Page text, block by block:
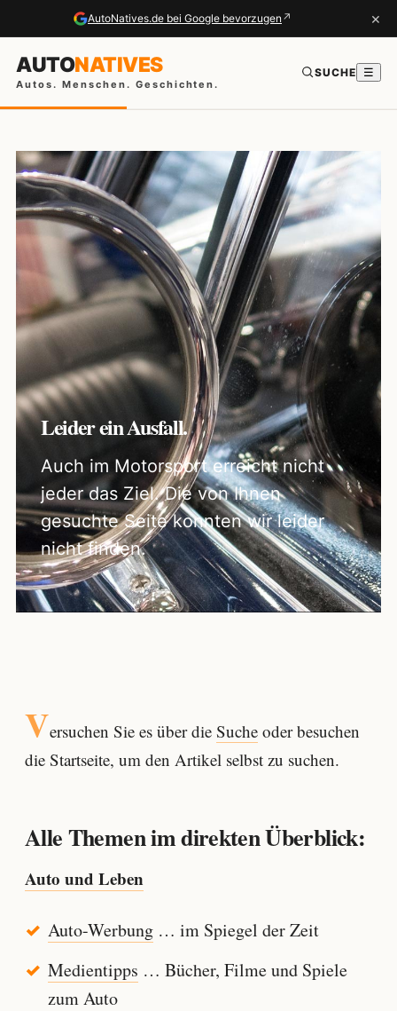
AutoNatives.de bei Google bevorzugen ↗ ×
AUTONATIVES
Autos. Menschen. Geschichten.
SUCHE ☰
Leider ein Ausfall.
Auch im Motorsport erreicht nicht
jeder das Ziel. Die von Ihnen
gesuchte Seite konnten wir leider
nicht finden.
Versuchen Sie es über die Sucheoder besuchen
die Startseite, um den Artikel selbst zu suchen.
Alle Themen im direkten Überblick:
Auto und Leben
Auto-Werbung… im Spiegel der Zeit
Medientipps … Bücher, Filme und Spiele
zum Auto